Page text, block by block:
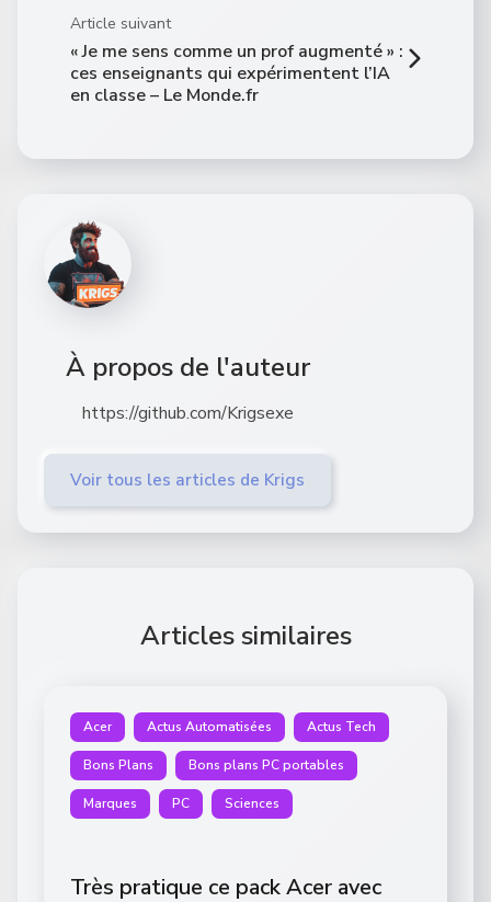
Article suivant
« Je me sens comme un prof augmenté » :
ces enseignants qui expérimentent l’IA
en classe – Le Monde.fr
À propos de l'auteur
https://github.com/Krigsexe
Voir tous les articles de Krigs
Articles similaires
Acer Actus Automatisées Actus Tech
Bons Plans Bons plans PC portables
Marques PC Sciences
Très pratique ce pack Acer avec